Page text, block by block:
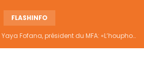
FLASHINFO
Fête de l’indépendance / Yaya Fofana, président du MFA: «L’houphouëtisme véritable ne divise pas»